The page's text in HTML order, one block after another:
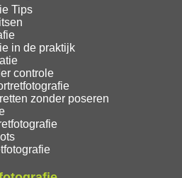
Tips
in de praktijk
controle
zonder poseren